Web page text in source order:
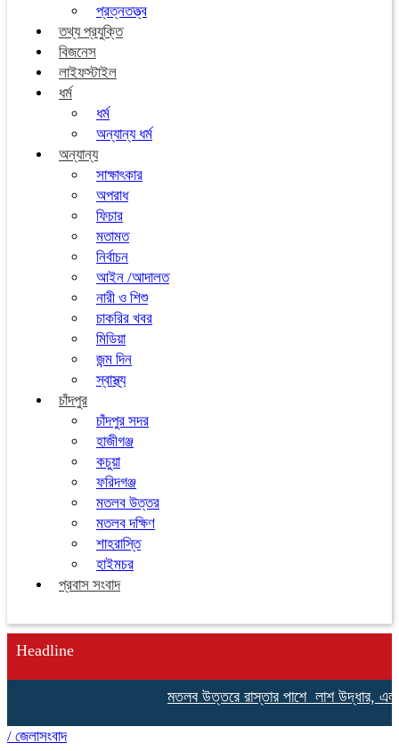
প্রত্নতত্ত্ব
তথ্য প্রযুক্তি
বিজনেস
লাইফস্টাইল
ধর্ম
ধর্ম
অন্যান্য ধর্ম
অন্যান্য
সাক্ষাৎকার
অপরাধ
ফিচার
মতামত
নির্বাচন
আইন /আদালত
নারী ও শিশু
চাকরির খবর
মিডিয়া
জন্ম দিন
স্বাস্থ্য
চাঁদপুর
চাঁদপুর সদর
হাজীগঞ্জ
কচুয়া
ফরিদগঞ্জ
মতলব উত্তর
মতলব দক্ষিণ
শাহরাস্তি
হাইমচর
প্রবাস সংবাদ
Headline
মতলব উত্তরে রাস্তার পাশে লাশ উদ্ধার,
/ জেলাসংবাদ